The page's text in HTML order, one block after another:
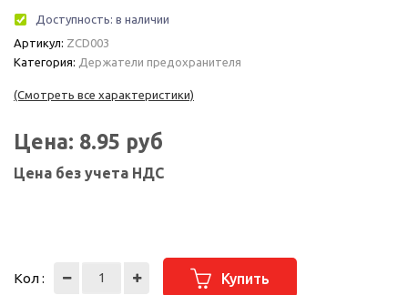
Доступность: в наличии
Артикул: ZCD003
Категория: Держатели предохранителя
(Смотреть все характеристики)
Цена: 8.95 руб
Цена без учета НДС
Кол : Купить